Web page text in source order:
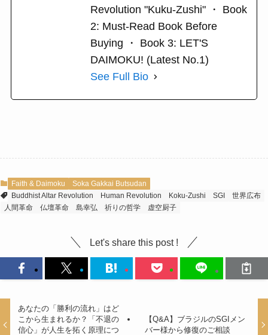
Revolution "Kuku-Zushi" ・ Book
2: Must-Read Book Before
Buying ・ Book 3: LET'S
DAIMOKU! (Latest No.1)
See Full Bio
Faith & Daimoku
Soka Gakkai Butsudan
Buddhist Altar Revolution
Human Revolution Koku-Zushi SGI
世界広布
人間革命
仏壇革命 島幸弘 祈りの哲学 虚空厨子
Let's share this post !
あなたの「勝利の流れ」はど
こから生まれるか？「不退の
信心」が人生を拓く原理につ
【Q&A】ブラジルのSGIメン
バー様から修復のご相談